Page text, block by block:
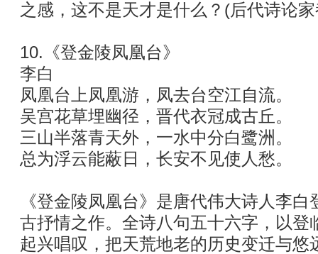
之感，这不是天才是什么？(后代诗论
10.《登金陵凤凰台》
李白
凤凰台上凤凰游，凤去台空江自流。
吴宫花草埋幽径，晋代衣冠成古丘。
三山半落青天外，一水中分白鹭洲。
总为浮云能蔽日，长安不见使人愁。
《登金陵凤凰台》是唐代伟大诗人李
古抒情之作。全诗八句五十六字，以登
起兴唱叹，把天荒地老的历史变迁与悠